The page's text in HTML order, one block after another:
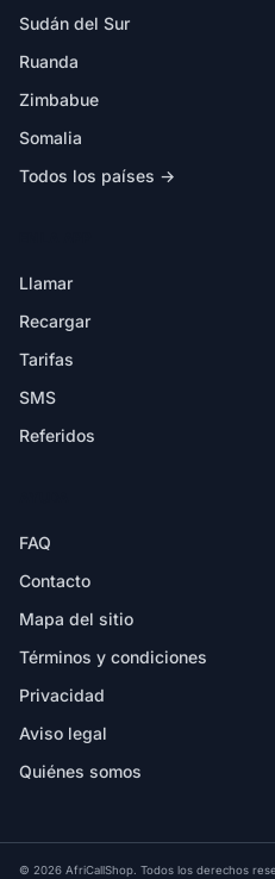
Sudán del Sur
Ruanda
Zimbabue
Somalia
Todos los países →
Llamar
Recargar
Tarifas
SMS
Referidos
FAQ
Contacto
Mapa del sitio
Términos y condiciones
Privacidad
Aviso legal
Quiénes somos
© 2026 AfriCallShop. Todos los derechos